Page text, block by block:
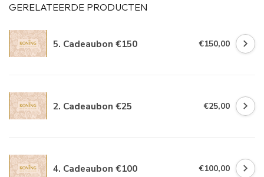
GERELATEERDE PRODUCTEN
5. Cadeaubon €150 €150,00
2. Cadeaubon €25 €25,00
4. Cadeaubon €100 €100,00